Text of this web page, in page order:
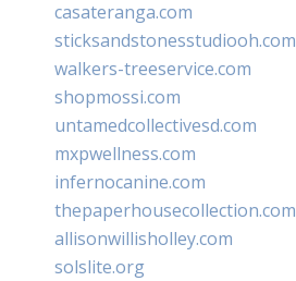
casateranga.com
sticksandstonesstudiooh.com
walkers-treeservice.com
shopmossi.com
untamedcollectivesd.com
mxpwellness.com
infernocanine.com
thepaperhousecollection.com
allisonwillisholley.com
solslite.org